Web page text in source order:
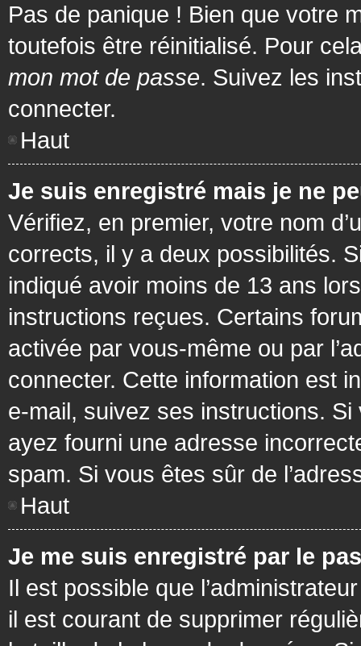
Pas de panique ! Bien que votre
toutefois être réinitialisé. Pour
mon mot de passe. Suivez les
connecter.
Haut
Je suis enregistré mais je ne
Vérifiez, en premier, votre nom
corrects, il y a deux possibilités.
indiqué avoir moins de 13 ans
instructions reçues. Certains
activée par vous-même ou par
connecter. Cette information est
e-mail, suivez ses instructions. Si
ayez fourni une adresse
spam. Si vous êtes sûr de
Haut
Je me suis enregistré par le
Il est possible que
il est courant de supprimer